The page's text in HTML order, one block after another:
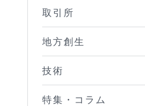
取引所
地方創生
技術
特集・コラム